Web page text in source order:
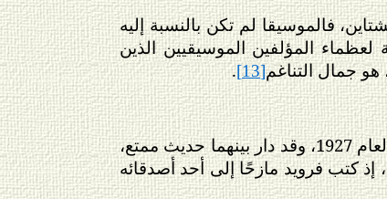
فالموسيقا لم تكن بالنسبة إليه
لعظماء المؤلفين الموسيقيين الذين
هو جمال التناغم[13]
.
لقد التقى أينشتاين بفرويد عندما جاء من فيينا إلى برلين لحضور الاحتفال برأس السنة لعام 1927، وقد دار بينهما حديث ممتع،
كتب فرويد مازحًا إلى أحد أصدقائه